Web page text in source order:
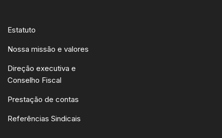
Estatuto
Nossa missão e valores
Direção executiva e
Conselho Fiscal
Prestação de contas
Referências Sindicais